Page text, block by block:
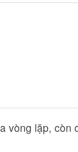
vòng lặp, còn